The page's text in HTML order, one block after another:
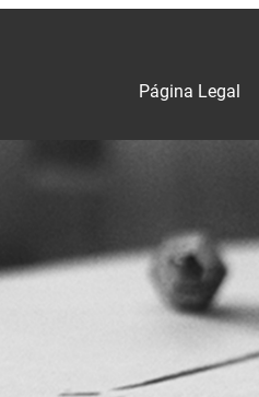
Página Legal